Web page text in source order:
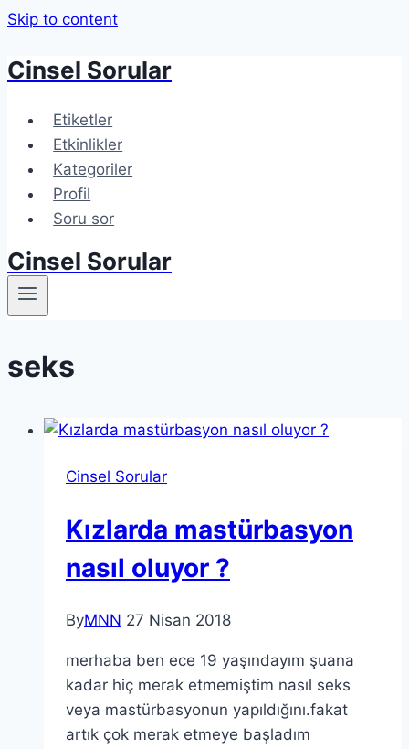
Skip to content
Cinsel Sorular
Etiketler
Etkinlikler
Kategoriler
Profil
Soru sor
Cinsel Sorular
seks
Cinsel Sorular
Kızlarda mastürbasyon
nasıl oluyor ?
ByMNN 27 Nisan 2018
merhaba ben ece 19 yaşındayım şuana
kadar hiç merak etmemiştim nasıl seks
veya mastürbasyonun yapıldığını.fakat
artık çok merak etmeye başladım